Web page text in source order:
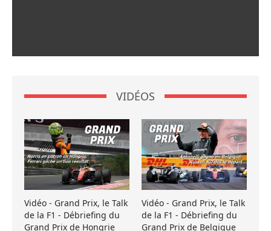
VIDÉOS
Vidéo - Grand Prix, le Talk
de la F1 - Débriefing du
Grand Prix de Hongrie
Vidéo - Grand Prix, le Talk
de la F1 - Débriefing du
Grand Prix de Belgique